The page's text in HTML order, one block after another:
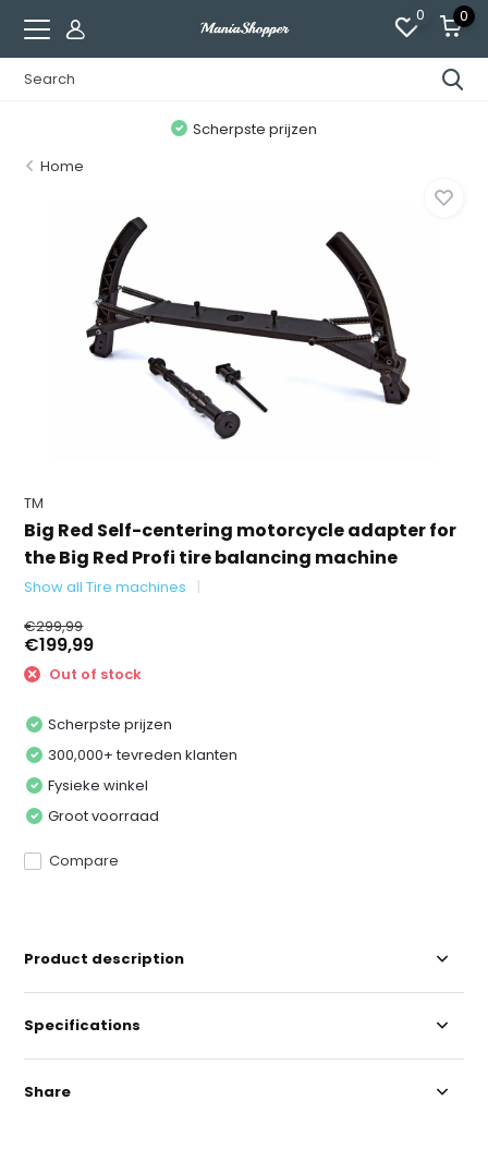
0 0
Scherpste prijzen
Home
TM
Big Red Self-centering motorcycle adapter for
the Big Red Profi tire balancing machine
Show all Tire machines
€299,99
€199,99
Out of stock
Scherpste prijzen
300,000+ tevreden klanten
Fysieke winkel
Groot voorraad
Compare
Product description
Specifications
Share